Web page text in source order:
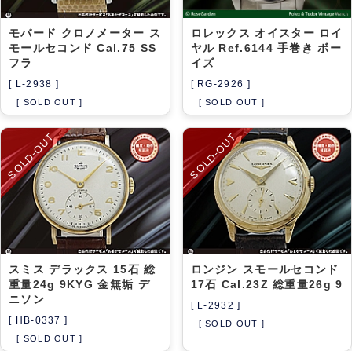
モバード クロノメーター ス
モールセコンド Cal.75 SS
フラ
[ L-2938 ]
[ SOLD OUT ]
ロレックス オイスター ロイ
ヤル Ref.6144 手巻き ボー
イズ
[ RG-2926 ]
[ SOLD OUT ]
SOLD-OUT
スミス デラックス 15石 総
重量24g 9KYG 金無垢 デ
ニソン
[ HB-0337 ]
[ SOLD OUT ]
SOLD-OUT
ロンジン スモールセコンド
17石 Cal.23Z 総重量26g 9
[ L-2932 ]
[ SOLD OUT ]